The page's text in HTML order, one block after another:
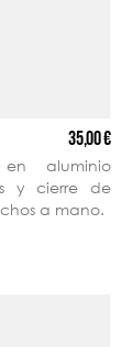
35,00 €
en aluminio
y cierre de
a mano.